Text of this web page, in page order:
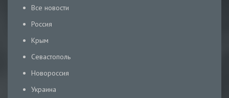
Все новости
Россия
Крым
Севастополь
Новороссия
Украина